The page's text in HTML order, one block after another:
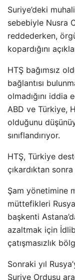
Suriye’deki
sebebiyle Nusra
reddederken,
kopardığını
HTŞ bağımsız
bağlantısı
olmadığını
ABD ve Türkiye,
olduğunu
sınıflandırıyor.
HTŞ, Türkiye
çıkardıktan
Şam yönetimine
müttefikleri Rusya
başkenti
azaltmak için
çatışmasızlık
Sonraki yıl
Suriye Ordusu